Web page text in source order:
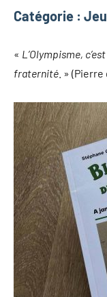
Catégorie :
« L’Olympisme,
fraternité . »